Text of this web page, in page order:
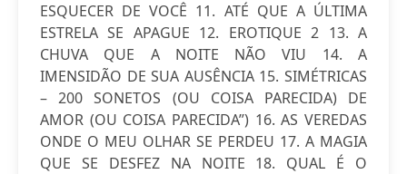
ESQUECER DE VOCÊ 11. ATÉ QUE A ÚLTIMA
ESTRELA SE APAGUE 12. EROTIQUE 2 13. A
CHUVA QUE A NOITE NÃO VIU 14. A
IMENSIDÃO DE SUA AUSÊNCIA 15. SIMÉTRICAS
– 200 SONETOS (OU COISA PARECIDA) DE
AMOR (OU COISA PARECIDA”) 16. AS VEREDAS
ONDE O MEU OLHAR SE PERDEU 17. A MAGIA
QUE SE DESFEZ NA NOITE 18. QUAL É O